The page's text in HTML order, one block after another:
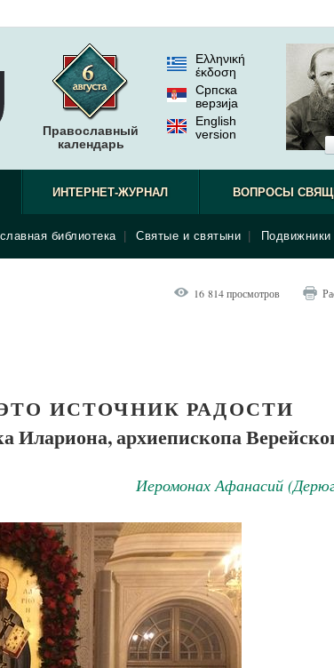
Православный
календарь
Ελληνική
έκδοση
Српска
верзиjа
English
version
библиотека Святые и святыни Подвижники
ИНТЕРНЕТ-ЖУРНАЛ ВОПРОСЫ
16 814 просмотров
ИСТОЧНИК РАДОСТИ
Илариона, архиепископа
Иеромонах Афанасий